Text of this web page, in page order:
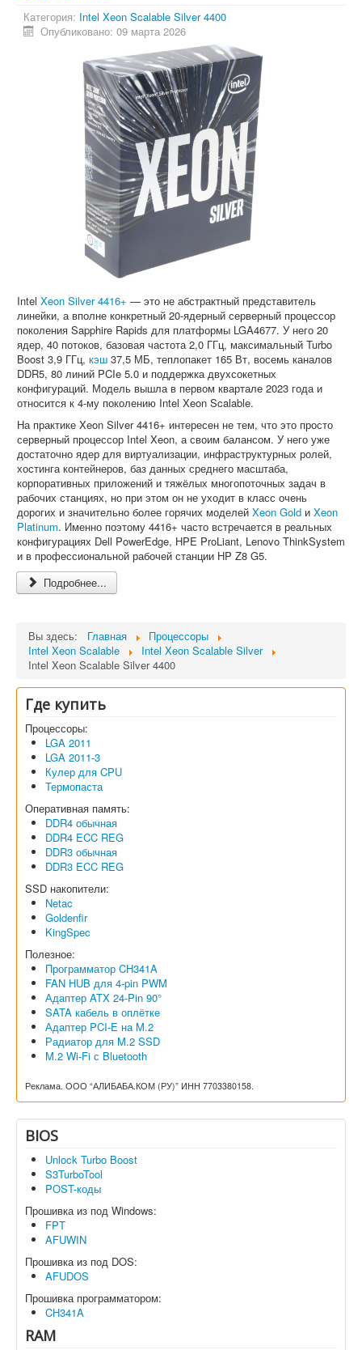
Категория: Intel Xeon Scalable Silver 4400
Опубликовано: 09 марта 2026
Intel Xeon Silver 4416+ — это не абстрактный представитель
линейки, а вполне конкретный 20-ядерный серверный процессор
поколения Sapphire Rapids для платформы LGA4677. У него 20
ядер, 40 потоков, базовая частота 2,0 ГГц, максимальный Turbo
Boost 3,9 ГГц, кэш 37,5 МБ, теплопакет 165 Вт, восемь каналов
DDR5, 80 линий PCIe 5.0 и поддержка двухсокетных
конфигураций. Модель вышла в первом квартале 2023 года и
относится к 4-му поколению Intel Xeon Scalable.
На практике Xeon Silver 4416+ интересен не тем, что это просто
серверный процессор Intel Xeon, а своим балансом. У него уже
достаточно ядер для виртуализации, инфраструктурных ролей,
хостинга контейнеров, баз данных среднего масштаба,
корпоративных приложений и тяжёлых многопоточных задач в
рабочих станциях, но при этом он не уходит в класс очень
дорогих и значительно более горячих моделей Xeon Gold и Xeon
Platinum. Именно поэтому 4416+ часто встречается в реальных
конфигурациях Dell PowerEdge, HPE ProLiant, Lenovo ThinkSystem
и в профессиональной рабочей станции HP Z8 G5.
Подробнее...
Вы здесь: Главная
Процессоры
Intel Xeon Scalable
Intel Xeon Scalable Silver
Intel Xeon Scalable Silver 4400
Где купить
Процессоры:
LGA 2011
LGA 2011-3
Кулер для CPU
Термопаста
Оперативная память:
DDR4 обычная
DDR4 ECC REG
DDR3 обычная
DDR3 ECC REG
SSD накопители:
Netac
Goldenfir
KingSpec
Полезное:
Программатор CH341A
FAN HUB для 4-pin PWM
Адаптер ATX 24-Pin 90°
SATA кабель в оплётке
Адаптер PCI-E на M.2
Радиатор для M.2 SSD
M.2 Wi-Fi с Bluetooth
Реклама. ООО “АЛИБАБА.КОМ (РУ)” ИНН 7703380158.
BIOS
Unlock Turbo Boost
S3TurboTool
POST-коды
Прошивка из под Windows:
FPT
AFUWIN
Прошивка из под DOS:
AFUDOS
Прошивка программатором:
CH341A
RAM